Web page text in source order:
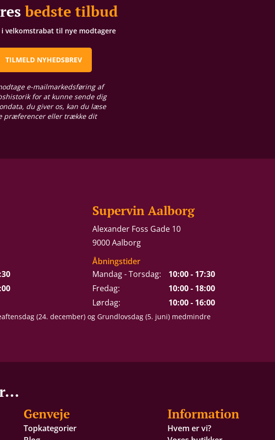
bedste tilbud
velkomstrabat til nye modtagere
TILMELD NYHEDSBREV
e-mailmarkedsføring af
for at kunne sende dig
du giver os, kan du læse
præferencer eller trække dit
Supervin Aalborg
Alexander Foss Gade 10
9000 Aalborg
Åbningstider
Mandag - Torsdag:
10:00 - 17:30
Fredag:
10:00 - 18:00
Lørdag:
10:00 - 16:00
(24. december) og Grundlovsdag (5. juni) medmindre
Genveje
Topkategorier
Information
Hvem er vi?